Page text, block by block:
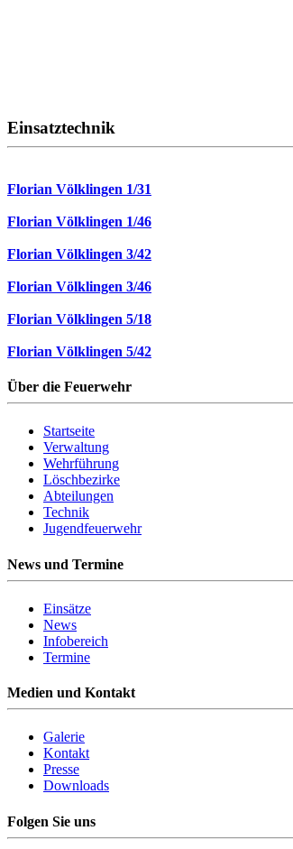
Einsatztechnik
Florian Völklingen 1/31
Florian Völklingen 1/46
Florian Völklingen 3/42
Florian Völklingen 3/46
Florian Völklingen 5/18
Florian Völklingen 5/42
Über die Feuerwehr
Startseite
Verwaltung
Wehrführung
Löschbezirke
Abteilungen
Technik
Jugendfeuerwehr
News und Termine
Einsätze
News
Infobereich
Termine
Medien und Kontakt
Galerie
Kontakt
Presse
Downloads
Folgen Sie uns